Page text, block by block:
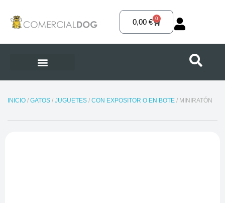
contenido
0,00€ 0
Carrito
INICIO/ GATOS/ JUGUETES/ CON EXPOSITOR O EN BOTE/ MINIRATÓN